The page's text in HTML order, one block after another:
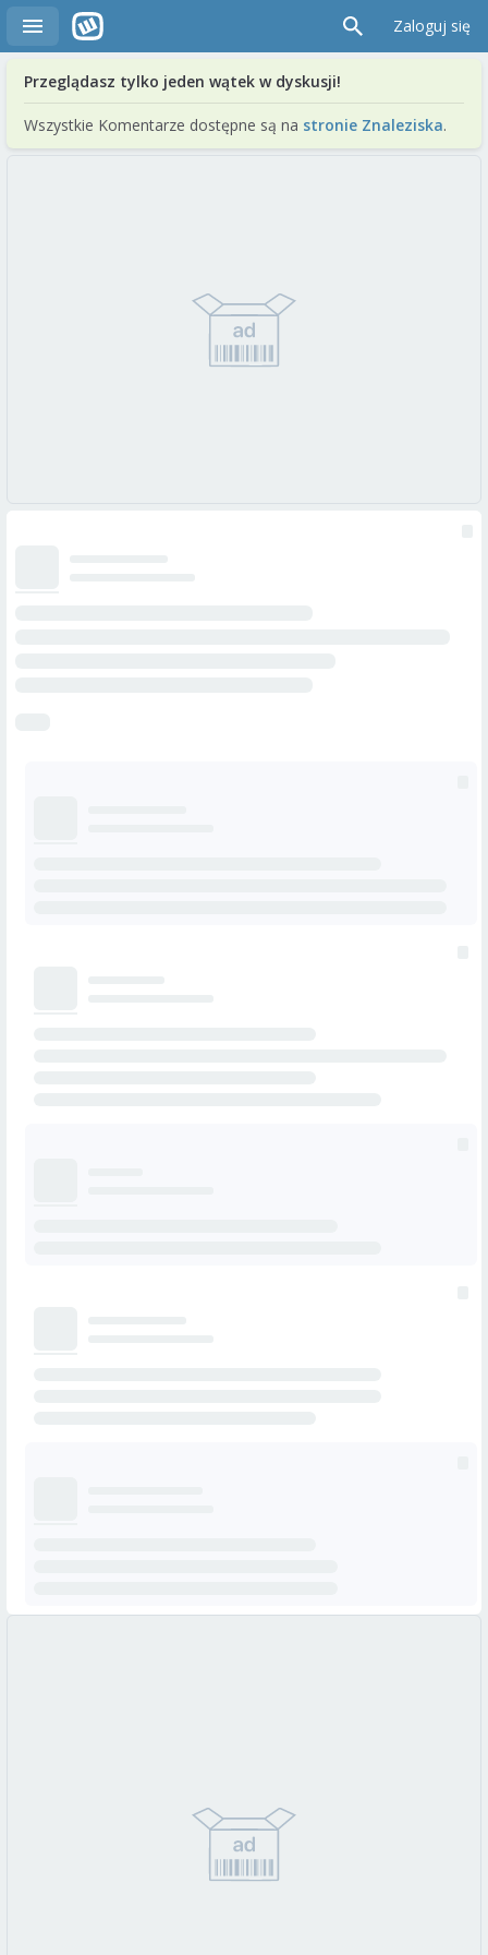
Zaloguj się
Przeglądasz tylko jeden wątek w dyskusji!
Wszystkie Komentarze dostępne są na stronie Znaleziska.